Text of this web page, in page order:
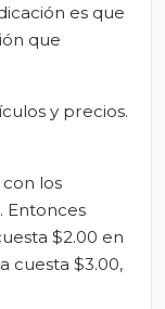
es que
que
y precios.
los
Entonces
$2.00 en
cuesta $3.00,